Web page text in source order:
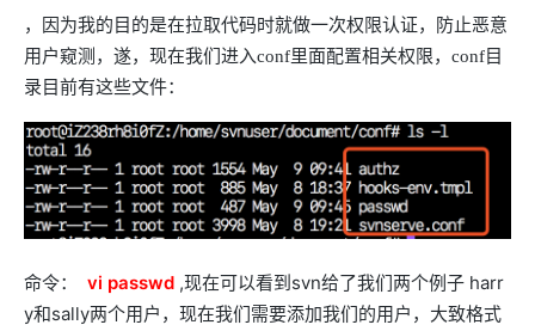
，因为我的目的是在拉取代码时就做一次权限认证，防止恶意
用户窥测，遂，现在我们进入conf里面配置相关权限，conf目
录目前有这些文件：
命令： vi passwd ,现在可以看到svn给了我们两个例子 harr
y和sally两个用户，现在我们需要添加我们的用户，大致格式